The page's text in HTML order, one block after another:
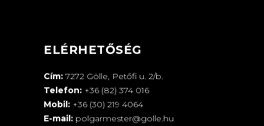
ELÉRHETŐSÉG
Cím: 7272 Gölle, Petőfi u. 2/b.
Telefon: +36 (82) 374 016
Mobil: +36 (30) 219 4064
E-mail: polgarmester@golle.hu